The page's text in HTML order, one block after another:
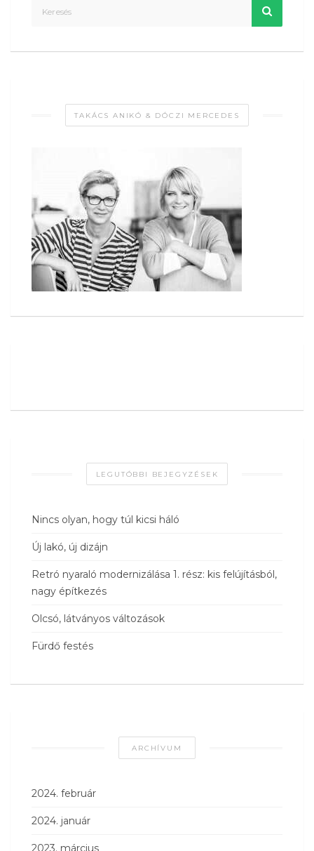
TAKÁCS ANIKÓ & DÓCZI MERCEDES
LEGUTÓBBI BEJEGYZÉSEK
Nincs olyan, hogy túl kicsi háló
Új lakó, új dizájn
Retró nyaraló modernizálása 1. rész: kis felújításból,
nagy építkezés
Olcsó, látványos változások
Fürdő festés
ARCHÍVUM
2024. február
2024. január
2023. március